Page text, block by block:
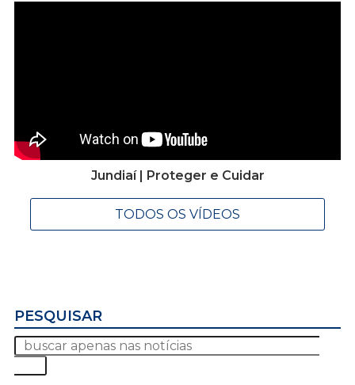
Jundiaí | Proteger e Cuidar
TODOS OS VÍDEOS
PESQUISAR